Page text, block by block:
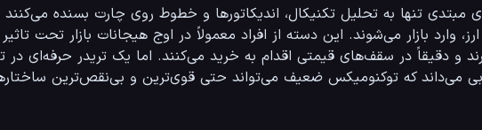
افراد معمولاً در اوج هیجانات بازار تحت تاثیر